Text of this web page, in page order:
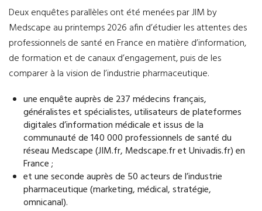
Deux enquêtes parallèles ont été menées par JIM by
Medscape au printemps 2026 afin d’étudier les attentes des
professionnels de santé en France en matière d’information,
de formation et de canaux d’engagement, puis de les
comparer à la vision de l’industrie pharmaceutique.
une enquête auprès de 237 médecins français,
généralistes et spécialistes, utilisateurs de plateformes
digitales d’information médicale et issus de la
communauté de 140 000 professionnels de santé du
réseau Medscape (JIM.fr, Medscape.fr et Univadis.fr) en
France ;
et une seconde auprès de 50 acteurs de l’industrie
pharmaceutique (marketing, médical, stratégie,
omnicanal).